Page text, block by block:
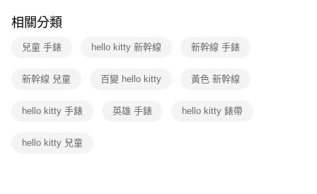
相關分類
兒童 手錶 hello kitty 新幹線 新幹線 手錶
新幹線 兒童 百變 hello kitty 黃色 新幹線
hello kitty 手錶 英雄 手錶 hello kitty 錶帶
hello kitty 兒童